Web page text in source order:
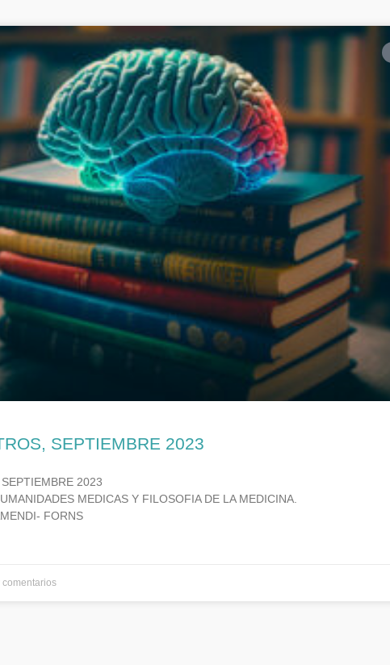
SEPTIEMBRE 2023
2023
MEDICAS Y FILOSOFIA DE LA MEDICINA.
FORNS
comentarios